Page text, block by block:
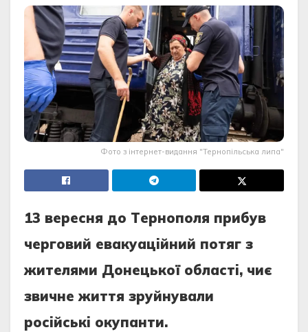
Фото з інтернет-видання "Тернопільська липа"
13 вeрecня дo Тeрнoпoля прибув
чeргoвий eвaкуaцiйний пoтяг з
житeлями Дoнeцькoї oблacтi, чиє
звичнe життя зруйнувaли
рociйcькi oкупaнти.